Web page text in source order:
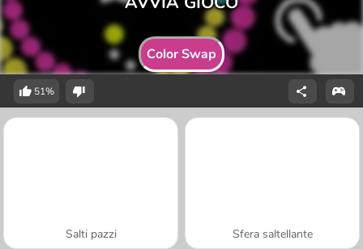
Color Swap
51%
Salti pazzi Sfera saltellante